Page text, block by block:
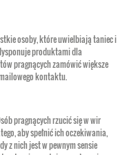
osoby, które uwielbiają taniec i
produktami dla
pragnących zamówić większe
kontaktu.
pragnących rzucić się w wir
aby spełnić ich oczekiwania,
z nich jest w pewnym sensie